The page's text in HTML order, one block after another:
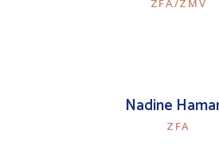
ZFA/ZMV
Nadine
ZFA